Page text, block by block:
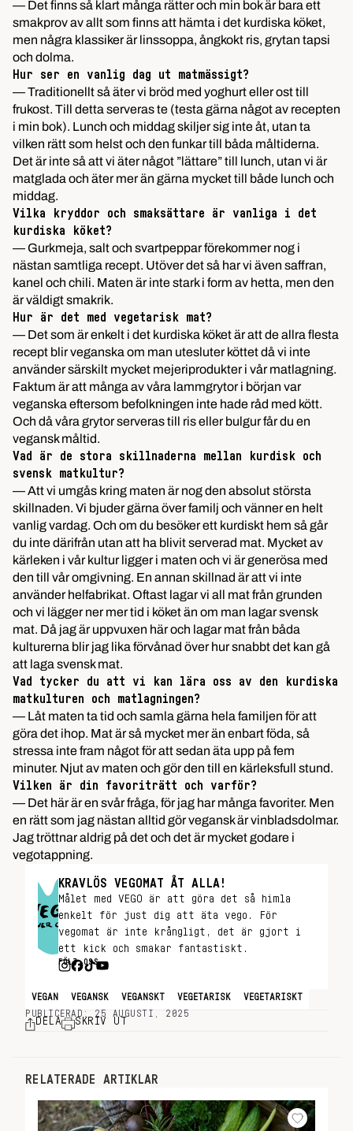
— Det finns så klart många rätter och min bok är bara ett
smakprov av allt som finns att hämta i det kurdiska köket,
men några klassiker är linssoppa, ångkokt ris, grytan tapsi
och dolma.
Hur ser en vanlig dag ut matmässigt?
— Traditionellt så äter vi bröd med yoghurt eller ost till
frukost. Till detta serveras te (testa gärna något av recepten
i min bok). Lunch och middag skiljer sig inte åt, utan ta
vilken rätt som helst och den funkar till båda måltiderna.
Det är inte så att vi äter något ”lättare” till lunch, utan vi är
matglada och äter mer än gärna mycket till både lunch och
middag.
Vilka kryddor och smaksättare är vanliga i det
kurdiska köket?
— Gurkmeja, salt och svartpeppar förekommer nog i
nästan samtliga recept. Utöver det så har vi även saffran,
kanel och chili. Maten är inte stark i form av hetta, men den
är väldigt smakrik.
Hur är det med vegetarisk mat?
— Det som är enkelt i det kurdiska köket är att de allra flesta
recept blir veganska om man utesluter köttet då vi inte
använder särskilt mycket mejeriprodukter i vår matlagning.
Faktum är att många av våra lammgrytor i början var
veganska eftersom befolkningen inte hade råd med kött.
Och då våra grytor serveras till ris eller bulgur får du en
vegansk måltid.
Vad är de stora skillnaderna mellan kurdisk och
svensk matkultur?
— Att vi umgås kring maten är nog den absolut största
skillnaden. Vi bjuder gärna över familj och vänner en helt
vanlig vardag. Och om du besöker ett kurdiskt hem så går
du inte därifrån utan att ha blivit serverad mat. Mycket av
kärleken i vår kultur ligger i maten och vi är generösa med
den till vår omgivning. En annan skillnad är att vi inte
använder helfabrikat. Oftast lagar vi all mat från grunden
och vi lägger ner mer tid i köket än om man lagar svensk
mat. Då jag är uppvuxen här och lagar mat från båda
kulturerna blir jag lika förvånad över hur snabbt det kan gå
att laga svensk mat.
Vad tycker du att vi kan lära oss av den kurdiska
matkulturen och matlagningen?
— Låt maten ta tid och samla gärna hela familjen för att
göra det ihop. Mat är så mycket mer än enbart föda, så
stressa inte fram något för att sedan äta upp på fem
minuter. Njut av maten och gör den till en kärleksfull stund.
Vilken är din favoriträtt och varför?
— Det här är en svår fråga, för jag har många favoriter. Men
en rätt som jag nästan alltid gör vegansk är vinbladsdolmar.
Jag tröttnar aldrig på det och det är mycket godare i
vegotappning.
KRAVLÖS VEGOMAT ÅT ALLA!
Målet med VEGO är att göra det så himla
enkelt för just dig att äta vego. För
vegomat är inte krångligt, det är gjort i
ett kick och smakar fantastiskt.
FÖLJ OSS
VEGAN VEGANSK VEGANSKT VEGETARISK
VEGETARISKT
PUBLICERAD: 25 AUGUSTI, 2025
DELA SKRIV UT
RELATERADE ARTIKLAR